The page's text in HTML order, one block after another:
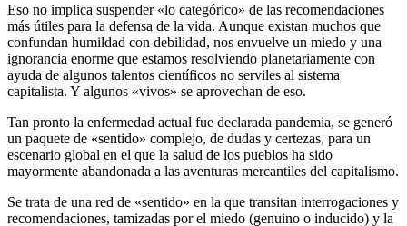
Eso no implica suspender «lo categórico» de las recomendaciones
más útiles para la defensa de la vida. Aunque existan muchos que
confundan humildad con debilidad, nos envuelve un miedo y una
ignorancia enorme que estamos resolviendo planetariamente con
ayuda de algunos talentos científicos no serviles al sistema
capitalista. Y algunos «vivos» se aprovechan de eso.
Tan pronto la enfermedad actual fue declarada pandemia, se generó
un paquete de «sentido» complejo, de dudas y certezas, para un
escenario global en el que la salud de los pueblos ha sido
mayormente abandonada a las aventuras mercantiles del capitalismo.
Se trata de una red de «sentido» en la que transitan interrogaciones y
recomendaciones, tamizadas por el miedo (genuino o inducido) y la